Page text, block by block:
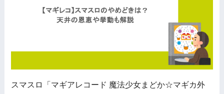
スマスロ「マギアレコード 魔法少女まどか☆マギカ外